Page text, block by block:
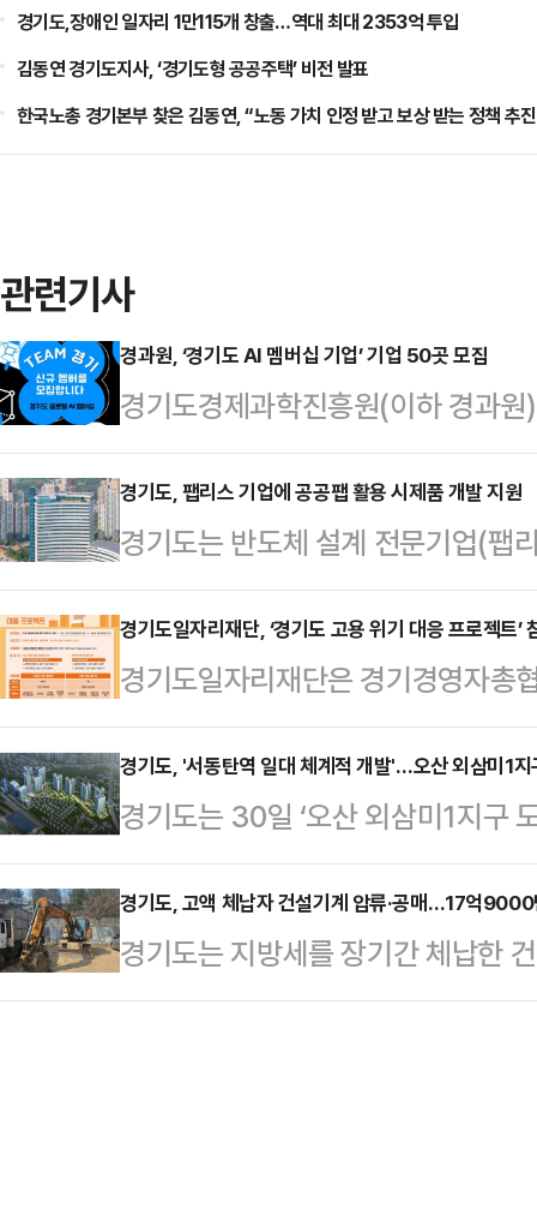
경기도,장애인 일자리 1만115개 창출…역대 최대 2353억 투입
김동연 경기도지사, ‘경기도형 공공주택’ 비전 발표
한국노총 경기본부 찾은 김동연, “노동 가치 인정 받고 보상 받는 정책 추
관련기사
경과원, ‘경기도 AI 멤버십 기업’ 기업 50곳 모집
경기도경제과학진흥원(이하 경과
계 조성을 위한 ‘경기도 AI 멤버십
상은 AI 기술이나 서비스를 보유한
관계없이 누구나 신청할 수 있으며,
다.총 50개사를 선정할 예정이다.
까지 1년간 운영된다. 연장평가를
버십에 선정된 기업은 △AI 혁신클
빅테크 …
경기도, 팹리스 기업에 공공팹 활용 시제품 개발 지원
경기도는 반도체 설계 전문기업(팹
‘공공팹 활용 팹리스 기업 시제품
8일까지 참여할 기업을 모집한다
자체 생산설비 없이도 공공 인프라
하고 검증할 수 있도록 지원하는 것
술원이 맡았으며, 경기도에 소재한
중소·중견기업 중 3개사를 선정해
250nm 화합물 반도체…
경기도일자리재단, ‘경기도 고용 위기 대응 프로젝트’
경기도일자리재단은 경기경영자총
지‘고용위기 대응 프로젝트’를 시
밝혔다.이번 사업은 경기도가 고용
용둔화 대응지원 사업’에 선정돼
5000만원을 포함한 총 27억5000
‘기타 기계 및 장비 제조업(C29)’
근로자 2000명과 해당기업 90개
춤형 지원…
경기도, '서동탄역 일대 체계적 개발'…오산 외삼미1지
경기도는 30일 ‘오산 외삼미1지구
고시했다고 밝혔다.이에 따라 서동
가 기대된다.이번 도시개발사업은
부지에 1472세대의 공동주택과 주
2029년까지 조성을 목표로 추진
경기도, 고액 체납자 건설기계 압류·공매…17억9000
경기도는 지방세를 장기간 체납한
합동 현장 수색·징수 활동’을 벌인